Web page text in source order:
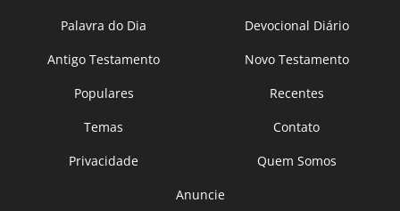
Palavra do Dia
Devocional Diário
Antigo Testamento
Novo Testamento
Populares
Recentes
Temas
Contato
Privacidade
Quem Somos
Anuncie